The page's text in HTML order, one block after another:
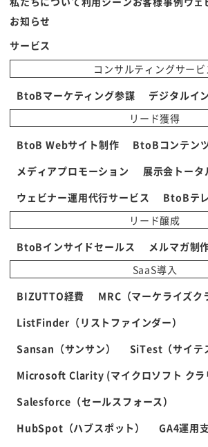
お知らせ
サービス
コンサルティングサービ
BtoBマーケティング参謀
デジタルイ
リード獲得
BtoB Webサイト制作
BtoBコンテン
メディアプロモーション
展示会トータ
ウェビナー運用代行サービス
BtoBテ
リード醸成
BtoBインサイドセールス
メルマガ制
SaaS導入
BIZUTTO経費
MRC（マーケライズク
ListFinder（リストファインダー）
Sansan（サンサン）
SiTest（サイテ
Microsoft Clarity (マイクロソフト クラ
Salesforce（セールスフォース）
HubSpot（ハブスポット）
GA4運用